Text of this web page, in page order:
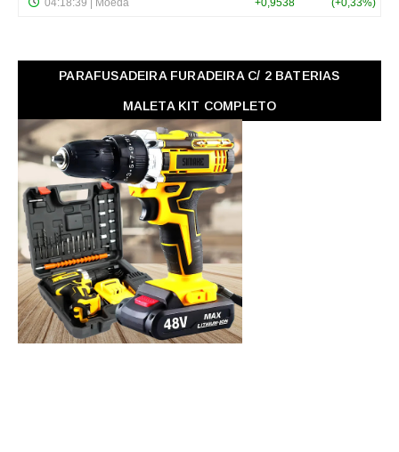
PARAFUSADEIRA FURADEIRA C/ 2 BATERIAS
MALETA KIT COMPLETO